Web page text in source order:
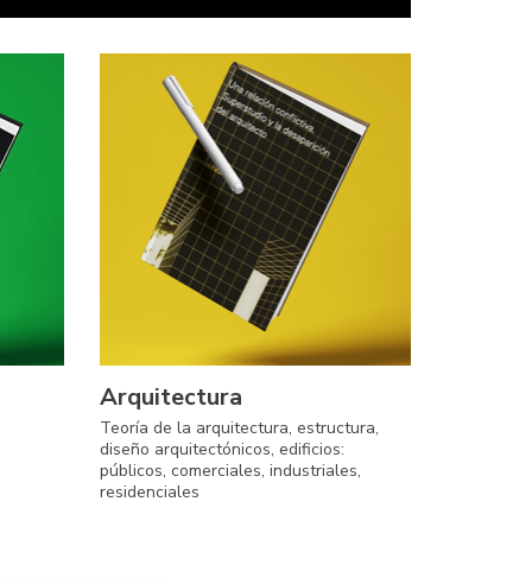
Arquitectura
Teoría de la arquitectura, estructura,
diseño arquitectónicos, edificios:
públicos, comerciales, industriales,
residenciales